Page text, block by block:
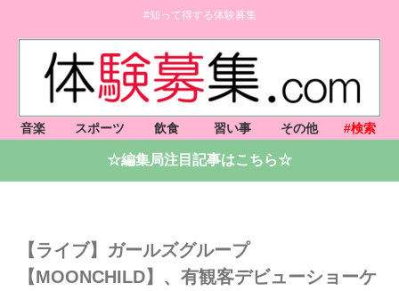
#知って得する体験募集
音楽 スポーツ 飲食 習い事 その他 #検索
☆編集局注目記事はこちら☆
【ライブ】ガールズグループ
【MOONCHILD】、有観客デビューショーケ